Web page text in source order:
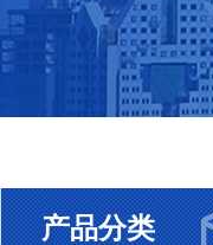
产品分类